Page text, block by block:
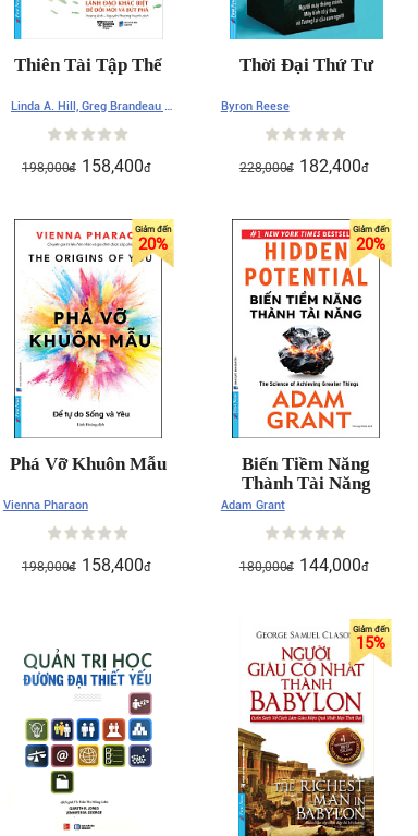
Thiên Tài Tập Thể
Linda A. Hill, Greg Brandeau ,
198,000đ 158,400đ
Thời Đại Thứ Tư
Byron Reese
228,000đ 182,400đ
20%
Phá Vỡ Khuôn Mẫu
Vienna Pharaon
198,000đ 158,400đ
20%
Biến Tiềm Năng
Thành Tài Năng
Adam Grant
180,000đ 144,000đ
15%